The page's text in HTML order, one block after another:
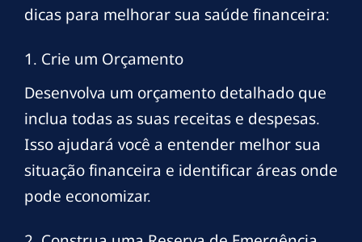
dicas para melhorar sua saúde financeira:
1. Crie um Orçamento
Desenvolva um orçamento detalhado que
inclua todas as suas receitas e despesas.
Isso ajudará você a entender melhor sua
situação financeira e identificar áreas onde
pode economizar.